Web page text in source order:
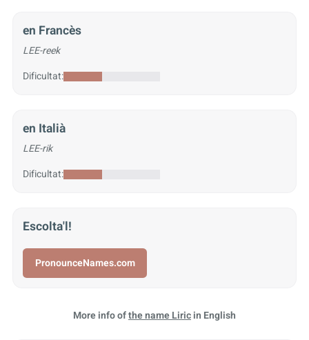
en Francès
LEE-reek
Dificultat:
en Italià
LEE-rik
Dificultat:
Escolta'l!
PronounceNames.com
More info ofthe name Liricin English